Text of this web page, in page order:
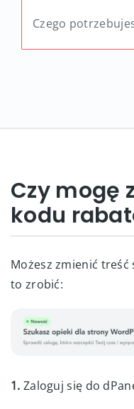
Czy mogę
kodu
Możesz zmienić
to zrobić:
1. Zaloguj się do